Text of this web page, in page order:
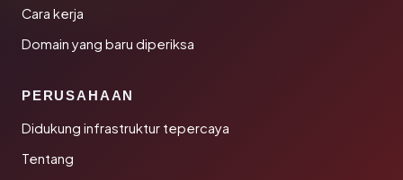
Cara kerja
Domain yang baru diperiksa
PERUSAHAAN
Didukung infrastruktur tepercaya
Tentang